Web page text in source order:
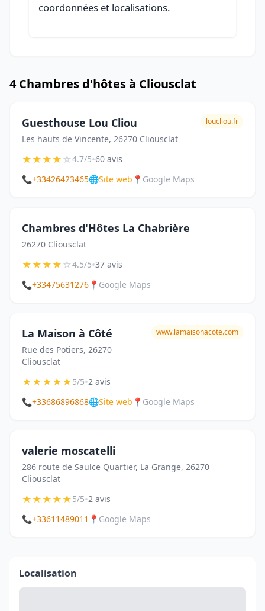
coordonnées et localisations.
4 Chambres d'hôtes à Cliousclat
Guesthouse Lou Cliou
Les hauts de Vincente, 26270 Cliousclat
loucliou.fr
★★★★☆4.7/5•60 avis
📞+33426423465🌐Site web 📍 Google Maps
Chambres d'Hôtes La Chabrière
26270 Cliousclat
★★★★☆4.5/5•37 avis
📞+33475631276 📍 Google Maps
La Maison à Côté
Rue des Potiers, 26270
Cliousclat
www.lamaisonacote.com
★★★★★5/5•2 avis
📞+33686896868🌐Site web 📍 Google Maps
valerie moscatelli
286 route de Saulce Quartier, La Grange, 26270
Cliousclat
★★★★★5/5•2 avis
📞+33611489011 📍 Google Maps
Localisation